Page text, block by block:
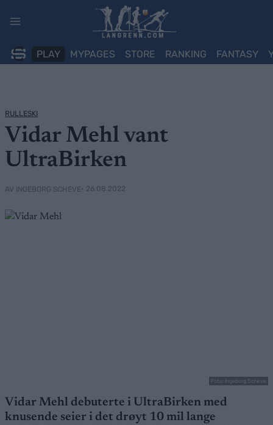
PLAY MYPAGES STORE RANKING FANTASY
RULLESKI
Vidar Mehl vant
UltraBirken
AV INGEBORG SCHEVE• 26.08.2022
Foto: Ingeborg Scheve
Vidar Mehl debuterte i UltraBirken med
knusende seier i det drøyt 10 mil lange